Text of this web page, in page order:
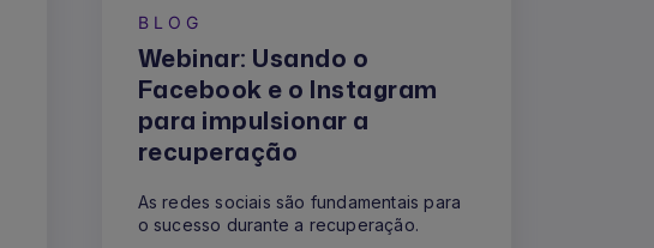
BLOG
Webinar: Usando o
Facebook e o Instagram
para impulsionar a
recuperação
As redes sociais são fundamentais para
o sucesso durante a recuperação.